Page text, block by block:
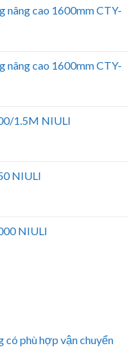
nâng cao 1600mm CTY-
nâng cao 1600mm CTY-
1.5M NIULI
NIULI
NIULI
có phù hợp vận chuyển